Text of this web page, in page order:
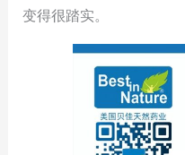
变得很踏实。